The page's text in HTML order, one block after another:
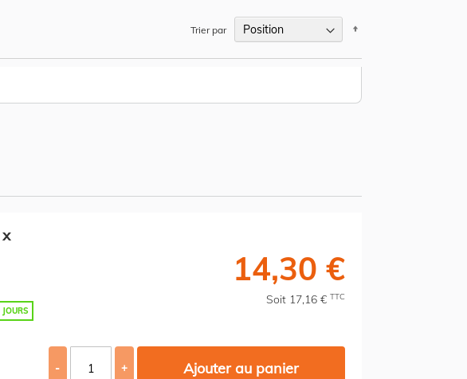
Trier par
14,30 €
Soit 17,16 € TTC
- + Ajouter au panier